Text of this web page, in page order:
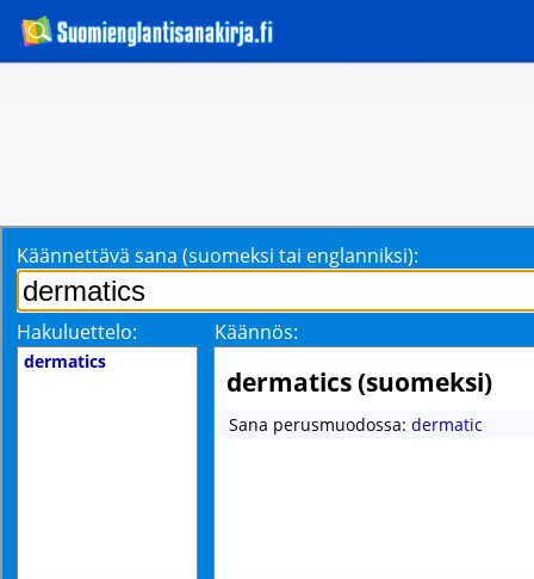
Käännettävä sana (suomeksi tai englanniksi):
Hakuluettelo: Käännös:
dermatics
dermatics (suomeksi)
Sana perusmuodossa: dermatic